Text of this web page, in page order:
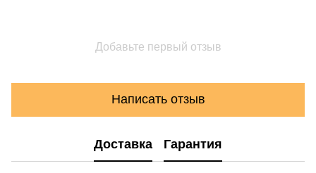
Добавьте первый отзыв
Написать отзыв
Доставка Гарантия